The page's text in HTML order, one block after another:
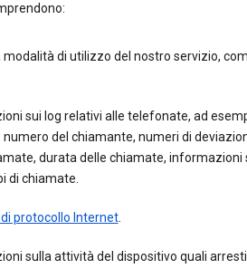
modalità di utilizzo del nostro servizio,
sui log relativi alle telefonate, ad
del chiamante, numeri di
durata delle chiamate, informazioni
di chiamate.
protocollo Internet.
sulla attività del dispositivo quali